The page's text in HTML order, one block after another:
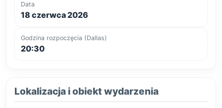
Data
18 czerwca 2026
Godzina rozpoczęcia (Dallas)
20:30
Lokalizacja i obiekt wydarzenia